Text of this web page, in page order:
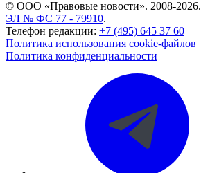
© ООО «Правовые новости». 2008-2026.
ЭЛ № ФС 77 - 79910.
Телефон редакции: +7 (495) 645 37 60
Политика использования cookie-файлов
Политика конфиденциальности